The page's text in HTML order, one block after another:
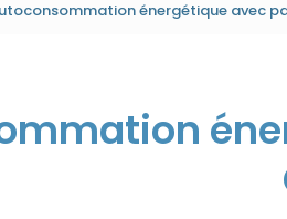
énergétique avec